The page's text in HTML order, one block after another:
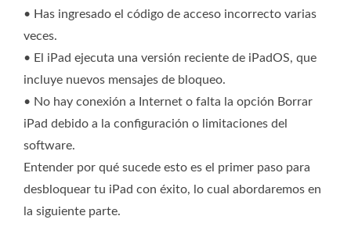
• Has ingresado el código de acceso incorrecto varias
veces.
• El iPad ejecuta una versión reciente de iPadOS, que
incluye nuevos mensajes de bloqueo.
• No hay conexión a Internet o falta la opción Borrar
iPad debido a la configuración o limitaciones del
software.
Entender por qué sucede esto es el primer paso para
desbloquear tu iPad con éxito, lo cual abordaremos en
la siguiente parte.